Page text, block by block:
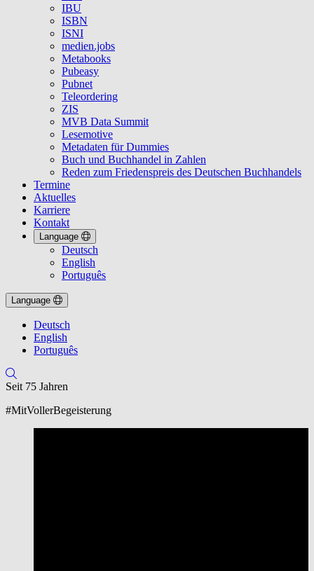
IBU
ISBN
ISNI
medien.jobs
Metabooks
Pubeasy
Pubnet
Teleordering
ZIS
MVB Data Summit
Lesemotive
Metadaten für Dummies
Buch und Buchhandel in Zahlen
Reden zum Friedenspreis des Deutschen Buchhandels
Termine
Aktuelles
Karriere
Kontakt
Language
Deutsch
English
Português
Language
Deutsch
English
Português
Seit 75 Jahren
#MitVollerBegeisterung